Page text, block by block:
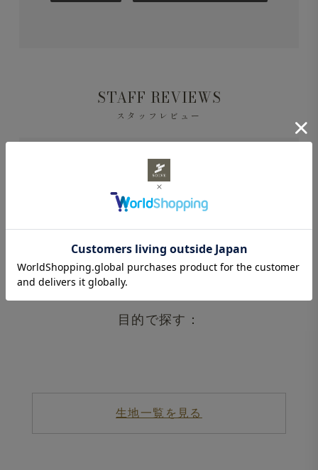
STAFF REVIEWS
スタッフレビュー
レビューはありません。
目的で探す：
生地一覧を見る